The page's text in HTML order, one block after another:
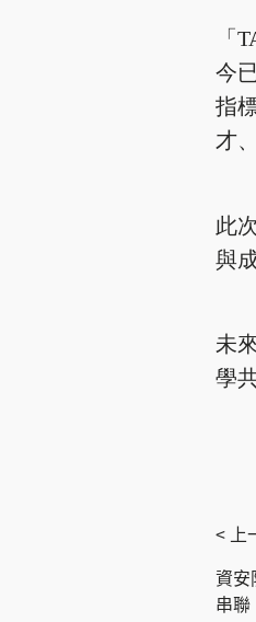
「
今
指
才
此
與
未
學
< 上
資
串